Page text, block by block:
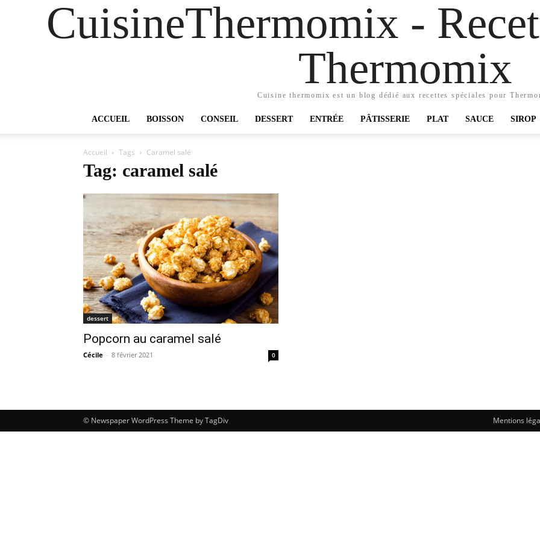
CuisineThermomix -
Thermomix
Cuisine thermomix est un blog dédié aux recettes spéciales pour
ACCUEIL BOISSON CONSEIL DESSERT ENTRÉE PÂTISSERIE PLAT SAUCE SIROP
Accueil Tags Caramel salé
Tag: caramel salé
dessert
Popcorn au caramel salé
Cécile - 8 février 2021 0
Mentions
© Newspaper WordPress Theme by TagDiv